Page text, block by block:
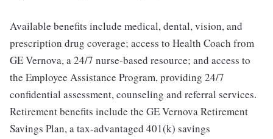
Available benefits include medical, dental, vision, and
prescription drug coverage; access to Health Coach from
GE Vernova, a 24/7 nurse-based resource; and access to
the Employee Assistance Program, providing 24/7
confidential assessment, counseling and referral services.
Retirement benefits include the GE Vernova Retirement
Savings Plan, a tax-advantaged 401(k) savings